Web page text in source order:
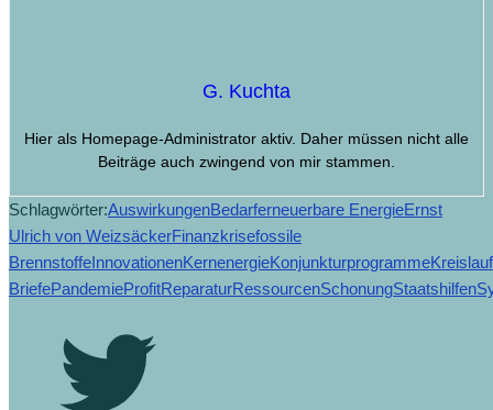
G. Kuchta
Hier als Homepage-Administrator aktiv. Daher müssen nicht alle
Beiträge auch zwingend von mir stammen.
Schlagwörter:AuswirkungenBedarferneuerbare EnergieErnst
Ulrich von WeizsäckerFinanzkrisefossile
BrennstoffeInnovationenKernenergieKonjunkturprogramme
BriefePandemieProfitReparaturRessourcenSchonungStaatshilfen